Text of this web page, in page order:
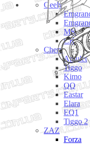
Geely
MK
CK
Chery
Amulet
Tiggo
Kimo
QQ
Eastar
Elara
EQ1
Tiggo 2
ZAZ
Forza
9